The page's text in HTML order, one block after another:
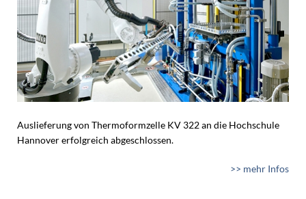
Auslieferung von Thermoformzelle KV 322 an die Hochschule
Hannover erfolgreich abgeschlossen.
>> mehr Infos